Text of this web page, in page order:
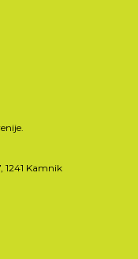
1241 Kamnik